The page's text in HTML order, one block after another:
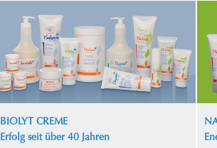
BIOLYT CREME
Erfolg seit über 40 Jahren